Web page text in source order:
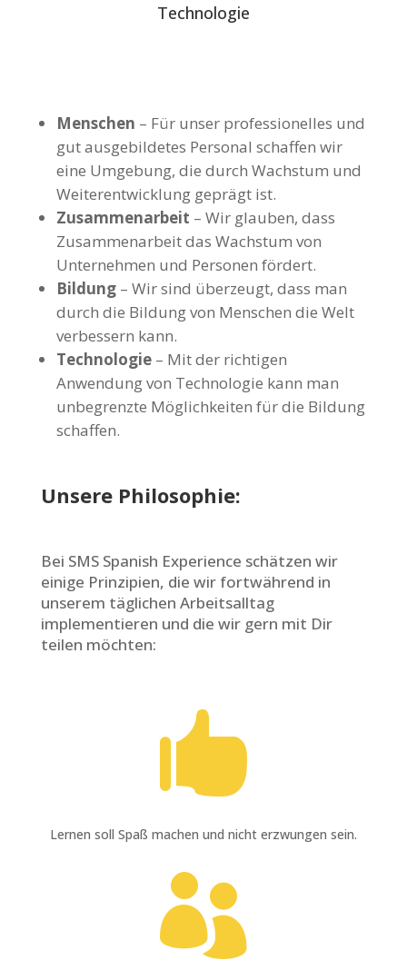
Technologie
Menschen – Für unser professionelles und
gut ausgebildetes Personal schaffen wir
eine Umgebung, die durch Wachstum und
Weiterentwicklung geprägt ist.
Zusammenarbeit – Wir glauben, dass
Zusammenarbeit das Wachstum von
Unternehmen und Personen fördert.
Bildung– Wir sind überzeugt, dass man
durch die Bildung von Menschen die Welt
verbessern kann.
Technologie– Mit der richtigen
Anwendung von Technologie kann man
unbegrenzte Möglichkeiten für die Bildung
schaffen.
Unsere Philosophie:
Bei SMS Spanish Experience schätzen wir
einige Prinzipien, die wir fortwährend in
unserem täglichen Arbeitsalltag
implementieren und die wir gern mit Dir
teilen möchten:

Lernen soll Spaß machen und nicht erzwungen sein.
